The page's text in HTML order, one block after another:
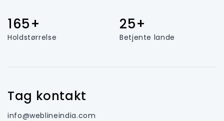
165+
Holdstørrelse
25+
Betjente lande
Tag kontakt
info@weblineindia.com